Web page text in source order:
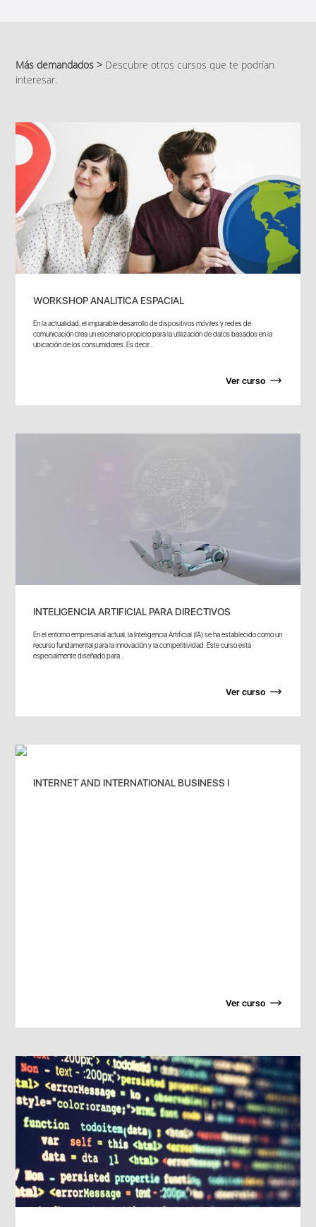
Más demandados > Descubre otros cursos que te podrían
interesar.
WORKSHOP ANALITICA ESPACIAL
En la actualidad, el imparable desarrollo de dispositivos móviles y redes de
comunicación crea un escenario propicio para la utilización de datos basados en la
ubicación de los consumidores. Es decir...
Ver curso
INTELIGENCIA ARTIFICIAL PARA DIRECTIVOS
En el entorno empresarial actual, la Inteligencia Artificial (IA) se ha establecido como un
recurso fundamental para la innovación y la competitividad. Este curso está
especialmente diseñado para...
Ver curso
INTERNET AND INTERNATIONAL BUSINESS I
Ver curso